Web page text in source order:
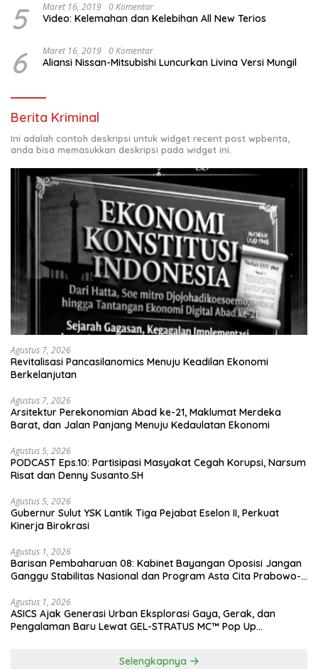
5 Maret 16, 2019 0 Komentar
Video: Kelemahan dan Kelebihan All New Terios
6 Maret 16, 2019 0 Komentar
Aliansi Nissan-Mitsubishi Luncurkan Livina Versi Mungil
Berita Kriminal
Ini adalah contoh deskripsi untuk widget recent post wpberita,
anda bisa memasukkan deskripsi pada widget ini.
Agustus 7, 2026
Revitalisasi Pancasilanomics Menuju Keadilan Ekonomi
Berkelanjutan
Agustus 7, 2026
Arsitektur Perekonomian Abad ke-21, Maklumat Merdeka
Barat, dan Jalan Panjang Menuju Kedaulatan Ekonomi
Agustus 5, 2026
PODCAST Eps.10: Partisipasi Masyakat Cegah Korupsi, Narsum
Risat dan Denny Susanto.SH
Agustus 5, 2026
Gubernur Sulut YSK Lantik Tiga Pejabat Eselon II, Perkuat
Kinerja Birokrasi
Agustus 1, 2026
Barisan Pembaharuan 08: Kabinet Bayangan Oposisi Jangan
Ganggu Stabilitas Nasional dan Program Asta Cita Prabowo-
Agustus 1, 2026
ASICS Ajak Generasi Urban Eksplorasi Gaya, Gerak, dan
Pengalaman Baru Lewat GEL-STRATUS MC™ Pop Up
Selengkapnya